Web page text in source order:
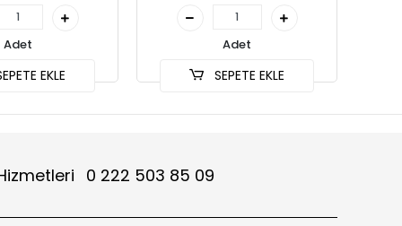
Adet
EKLE
Adet
SEPETE EKLE
0 222 503 85 09